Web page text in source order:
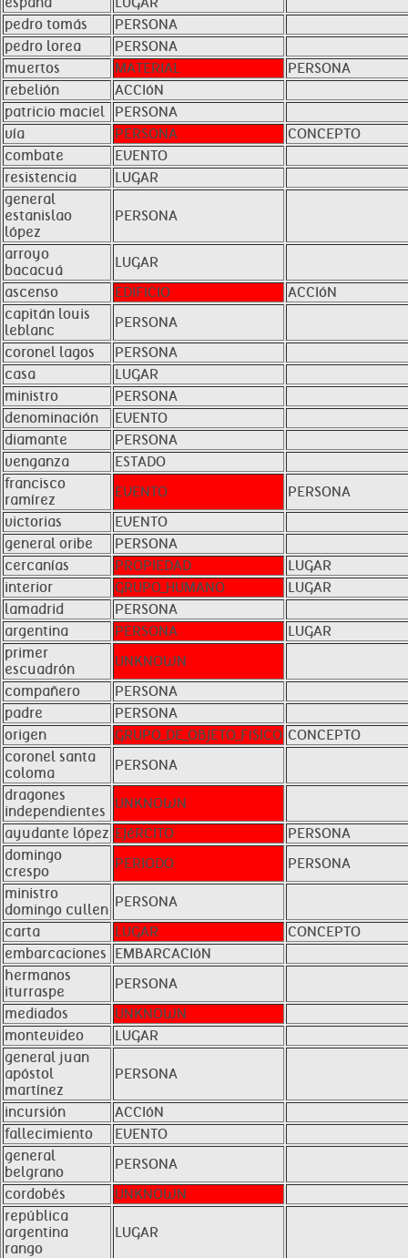
pedro tomás
PERSONA
pedro lorea
PERSONA
muertos
MATERIAL
PERSONA
rebelión
ACCIóN
patricio maciel
PERSONA
vía
PERSONA
CONCEPTO
combate
EVENTO
resistencia
LUGAR
general
estanislao
lópez
PERSONA
arroyo
bacacuá
LUGAR
ascenso
EDIFICIO
ACCIóN
capitán louis
leblanc
PERSONA
coronel lagos
PERSONA
casa
LUGAR
ministro
PERSONA
denominación
EVENTO
diamante
PERSONA
venganza
ESTADO
francisco
ramírez
EVENTO
PERSONA
victorias
EVENTO
general oribe
PERSONA
cercanías
PROPIEDAD
LUGAR
interior
GRUPO_HUMANO
LUGAR
lamadrid
PERSONA
argentina
PERSONA
LUGAR
primer
escuadrón
UNKNOWN
compañero
PERSONA
padre
PERSONA
origen
GRUPO_DE_OBJETO_FíSICO CONCEPTO
coronel santa
coloma
PERSONA
dragones
independientes
UNKNOWN
ayudante lópez EJéRCITO
PERSONA
domingo
crespo
PERIODO
PERSONA
ministro
domingo cullen PERSONA
carta
LUGAR
CONCEPTO
embarcaciones
EMBARCACIóN
hermanos
iturraspe
PERSONA
mediados
UNKNOWN
montevideo
LUGAR
general juan
apóstol
martínez
PERSONA
incursión
ACCIóN
fallecimiento
EVENTO
general
belgrano
PERSONA
cordobés
UNKNOWN
república
argentina
rango
LUGAR